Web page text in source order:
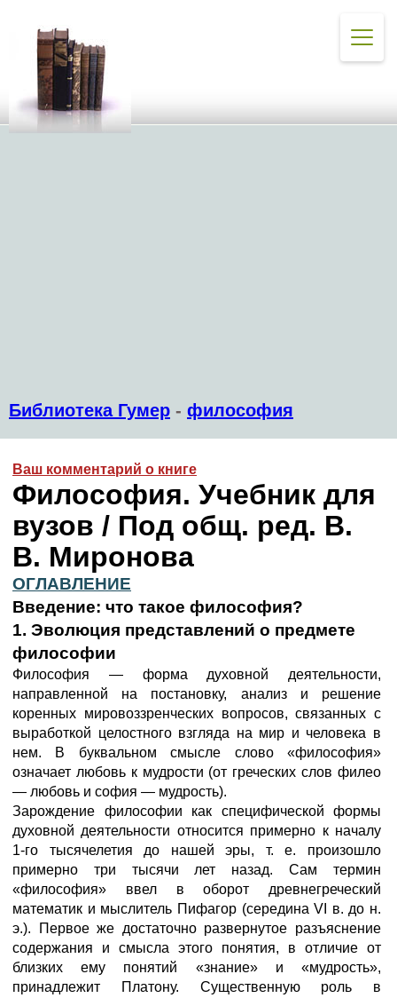
Библиотека Гумер - философия
Ваш комментарий о книге
Философия. Учебник для
вузов / Под общ. ред. В.
В. Миронова
ОГЛАВЛЕНИЕ
Введение: что такое философия?
1. Эволюция представлений о предмете
философии
Философия — форма духовной деятельности,
направленной на постановку, анализ и решение
коренных мировоззренческих вопросов, связанных с
выработкой целостного взгляда на мир и человека в
нем. В буквальном смысле слово «философия»
означает любовь к мудрости (от греческих слов филео
— любовь и софия — мудрость).
Зарождение философии как специфической формы
духовной деятельности относится примерно к началу
1-го тысячелетия до нашей эры, т. е. произошло
примерно три тысячи лет назад. Сам термин
«философия» ввел в оборот древнегреческий
математик и мыслитель Пифагор (середина VI в. до н.
э.). Первое же достаточно развернутое разъяснение
содержания и смысла этого понятия, в отличие от
близких ему понятий «знание» и «мудрость»,
принадлежит Платону. Существенную роль в